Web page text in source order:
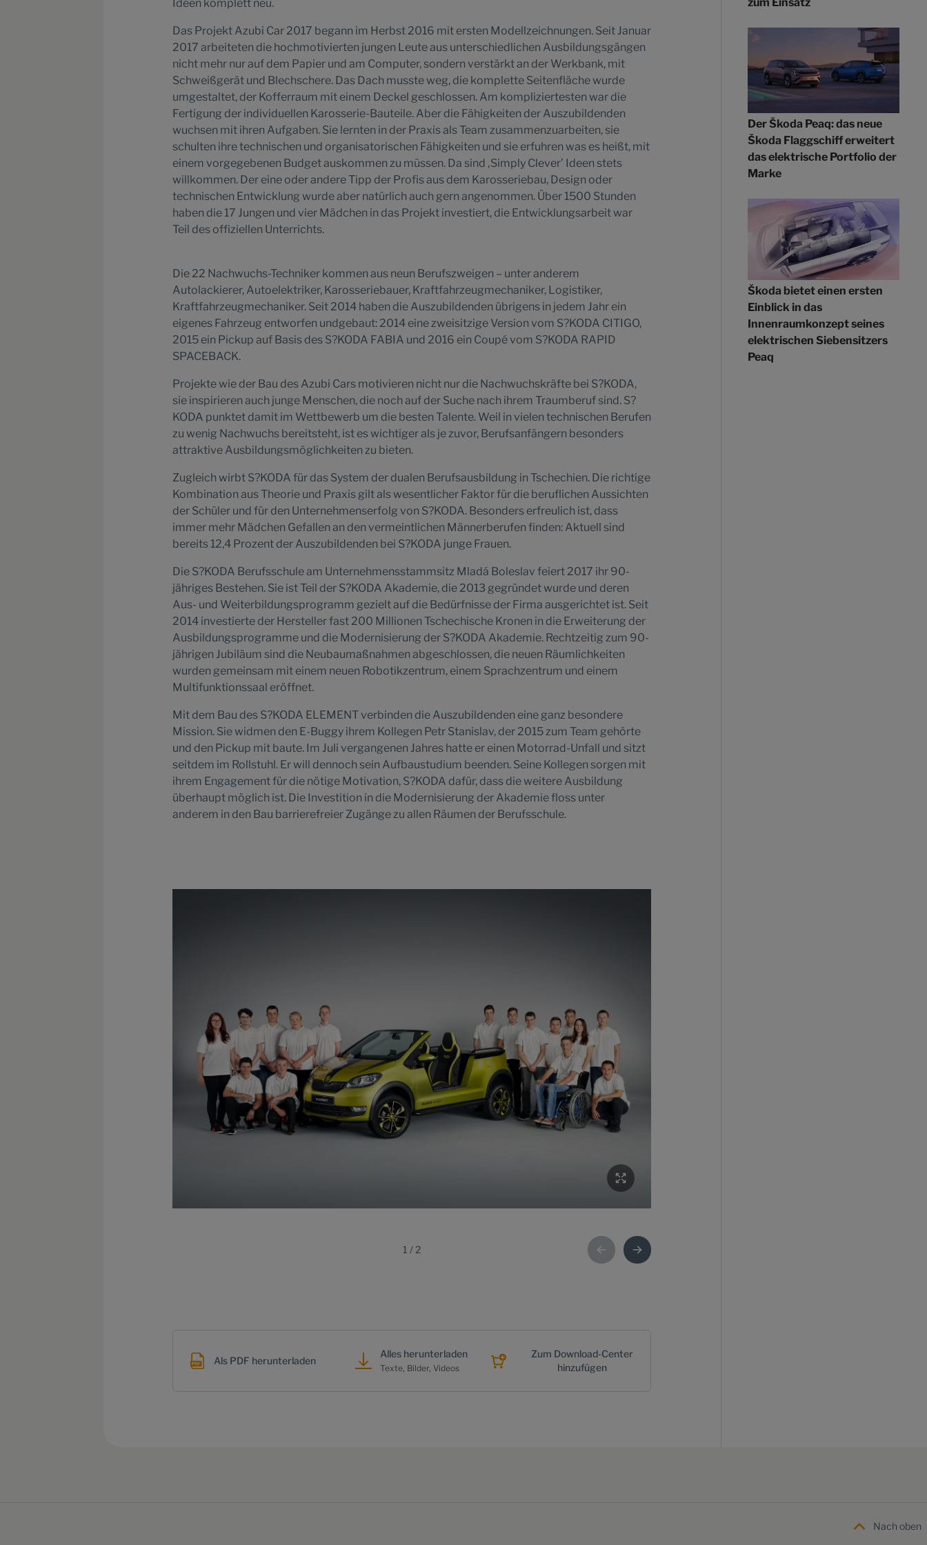
Ideen komplett neu.
Das Projekt Azubi Car 2017 begann im Herbst 2016 mit ersten Modellzeichnungen. Seit Januar
2017 arbeiteten die hochmotivierten jungen Leute aus unterschiedlichen Ausbildungsgängen
nicht mehr nur auf dem Papier und am Computer, sondern verstärkt an der Werkbank, mit
Schweißgerät und Blechschere. Das Dach musste weg, die komplette Seitenfläche wurde
umgestaltet, der Kofferraum mit einem Deckel geschlossen. Am kompliziertesten war die
Fertigung der individuellen Karosserie-Bauteile. Aber die Fähigkeiten der Auszubildenden
wuchsen mit ihren Aufgaben. Sie lernten in der Praxis als Team zusammenzuarbeiten, sie
schulten ihre technischen und organisatorischen Fähigkeiten und sie erfuhren was es heißt, mit
einem vorgegebenen Budget auskommen zu müssen. Da sind ‚Simply Clever’ Ideen stets
willkommen. Der eine oder andere Tipp der Profis aus dem Karosseriebau, Design oder
technischen Entwicklung wurde aber natürlich auch gern angenommen. Über 1500 Stunden
haben die 17 Jungen und vier Mädchen in das Projekt investiert, die Entwicklungsarbeit war
Teil des offiziellen Unterrichts.
Die 22 Nachwuchs-Techniker kommen aus neun Berufszweigen – unter anderem
Autolackierer, Autoelektriker, Karosseriebauer, Kraftfahrzeugmechaniker, Logistiker,
Kraftfahrzeugmechaniker. Seit 2014 haben die Auszubildenden übrigens in jedem Jahr ein
eigenes Fahrzeug entworfen undgebaut: 2014 eine zweisitzige Version vom S?KODA CITIGO,
2015 ein Pickup auf Basis des S?KODA FABIA und 2016 ein Coupé vom S?KODA RAPID
SPACEBACK.
Projekte wie der Bau des Azubi Cars motivieren nicht nur die Nachwuchskräfte bei S?KODA,
sie inspirieren auch junge Menschen, die noch auf der Suche nach ihrem Traumberuf sind. S?
KODA punktet damit im Wettbewerb um die besten Talente. Weil in vielen technischen Berufen
zu wenig Nachwuchs bereitsteht, ist es wichtiger als je zuvor, Berufsanfängern besonders
attraktive Ausbildungsmöglichkeiten zu bieten.
Zugleich wirbt S?KODA für das System der dualen Berufsausbildung in Tschechien. Die richtige
Kombination aus Theorie und Praxis gilt als wesentlicher Faktor für die beruflichen Aussichten
der Schüler und für den Unternehmenserfolg von S?KODA. Besonders erfreulich ist, dass
immer mehr Mädchen Gefallen an den vermeintlichen Männerberufen finden: Aktuell sind
bereits 12,4 Prozent der Auszubildenden bei S?KODA junge Frauen.
Die S?KODA Berufsschule am Unternehmensstammsitz Mladá Boleslav feiert 2017 ihr 90-
jähriges Bestehen. Sie ist Teil der S?KODA Akademie, die 2013 gegründet wurde und deren
Aus- und Weiterbildungsprogramm gezielt auf die Bedürfnisse der Firma ausgerichtet ist. Seit
2014 investierte der Hersteller fast 200 Millionen Tschechische Kronen in die Erweiterung der
Ausbildungsprogramme und die Modernisierung der S?KODA Akademie. Rechtzeitig zum 90-
jährigen Jubiläum sind die Neubaumaßnahmen abgeschlossen, die neuen Räumlichkeiten
wurden gemeinsam mit einem neuen Robotikzentrum, einem Sprachzentrum und einem
Multifunktionssaal eröffnet.
Mit dem Bau des S?KODA ELEMENT verbinden die Auszubildenden eine ganz besondere
Mission. Sie widmen den E-Buggy ihrem Kollegen Petr Stanislav, der 2015 zum Team gehörte
und den Pickup mit baute. Im Juli vergangenen Jahres hatte er einen Motorrad-Unfall und sitzt
seitdem im Rollstuhl. Er will dennoch sein Aufbaustudium beenden. Seine Kollegen sorgen mit
ihrem Engagement für die nötige Motivation, S?KODA dafür, dass die weitere Ausbildung
überhaupt möglich ist. Die Investition in die Modernisierung der Akademie floss unter
anderem in den Bau barrierefreier Zugänge zu allen Räumen der Berufsschule.
1 / 2
Als PDF herunterladen
Alles herunterladen
Texte, Bilder, Videos
Zum Download-Center
hinzufügen
zum Einsatz
Der Škoda Peaq: das neue
Škoda Flaggschiff erweitert
das elektrische Portfolio der
Marke
Škoda bietet einen ersten
Einblick in das
Innenraumkonzept seines
elektrischen Siebensitzers
Peaq
Nach oben